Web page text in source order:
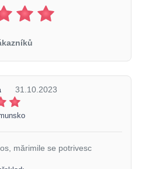
31.10.2023
mărimile se potrivesc